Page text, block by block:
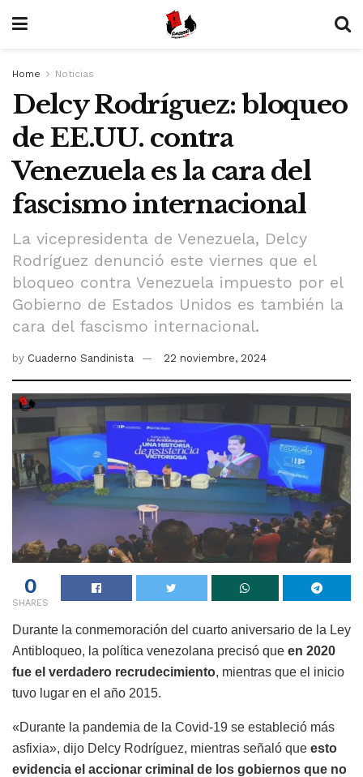
Home Noticias
Delcy Rodríguez: bloqueo
de EE.UU. contra
Venezuela es la cara del
fascismo internacional
La vicepresidenta de Venezuela, Delcy
Rodríguez denunció este viernes que el
bloqueo contra Venezuela impuesto por el
Gobierno de Estados Unidos es también la
cara del fascismo internacional.
by Cuaderno Sandinista 22 noviembre, 2024
0
SHARES
Durante la conmemoración del cuarto aniversario de la Ley
Antibloqueo, la política venezolana precisó que en 2020
fue el verdadero recrudecimiento, mientras que el inicio
tuvo lugar en el año 2015.
«Durante la pandemia de la Covid-19 se estableció más
asfixia», dijo Delcy Rodríguez, mientras señaló que esto
evidencia el accionar criminal de los gobiernos que no